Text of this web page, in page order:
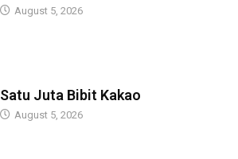
August 5, 2026
Satu Juta Bibit Kakao
August 5, 2026